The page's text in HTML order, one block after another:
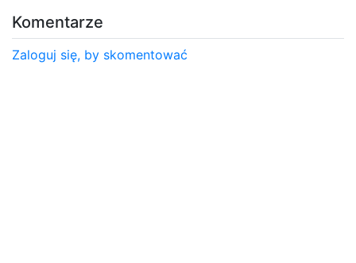
Komentarze
Zaloguj się, by skomentować